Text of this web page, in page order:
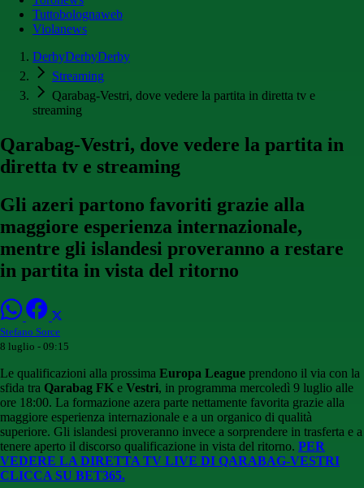
Tuttobolognaweb
Violanews
DerbyDerbyDerby
Streaming
Qarabag-Vestri, dove vedere la partita in diretta tv e
streaming
Qarabag-Vestri, dove vedere la partita in
diretta tv e streaming
Gli azeri partono favoriti grazie alla
maggiore esperienza internazionale,
mentre gli islandesi proveranno a restare
in partita in vista del ritorno
Stefano Sorce
8 luglio - 09:15
Le qualificazioni alla prossima Europa League prendono il via con la
sfida tra Qarabag FK e Vestri, in programma mercoledì 9 luglio alle
ore 18:00. La formazione azera parte nettamente favorita grazie alla
maggiore esperienza internazionale e a un organico di qualità
superiore. Gli islandesi proveranno invece a sorprendere in trasferta e a
tenere aperto il discorso qualificazione in vista del ritorno. PER
VEDERE LA DIRETTA TV LIVE DI QARABAG-VESTRI
CLICCA SU BET365.